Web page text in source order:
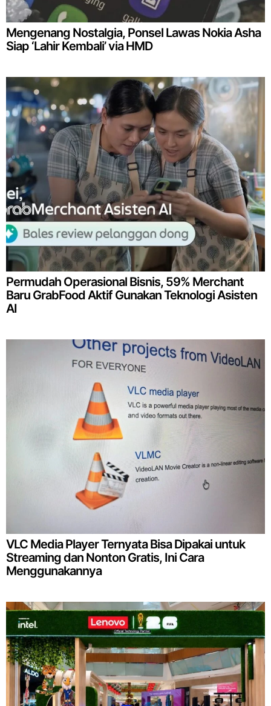
Mengenang Nostalgia, Ponsel Lawas Nokia Asha
Siap ‘Lahir Kembali’ via HMD
Permudah Operasional Bisnis, 59% Merchant
Baru GrabFood Aktif Gunakan Teknologi Asisten
AI
VLC Media Player Ternyata Bisa Dipakai untuk
Streaming dan Nonton Gratis, Ini Cara
Menggunakannya